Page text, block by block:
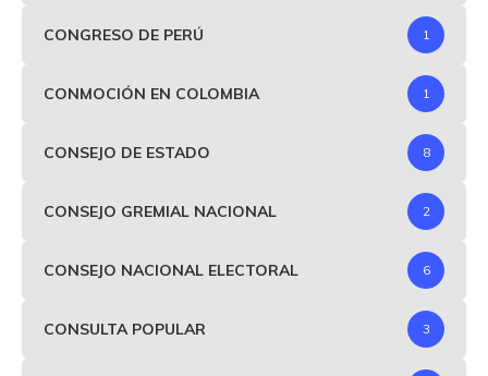
CONGRESO DE PERÚ 1
CONMOCIÓN EN COLOMBIA 1
CONSEJO DE ESTADO 8
CONSEJO GREMIAL NACIONAL 2
CONSEJO NACIONAL ELECTORAL 6
CONSULTA POPULAR 3